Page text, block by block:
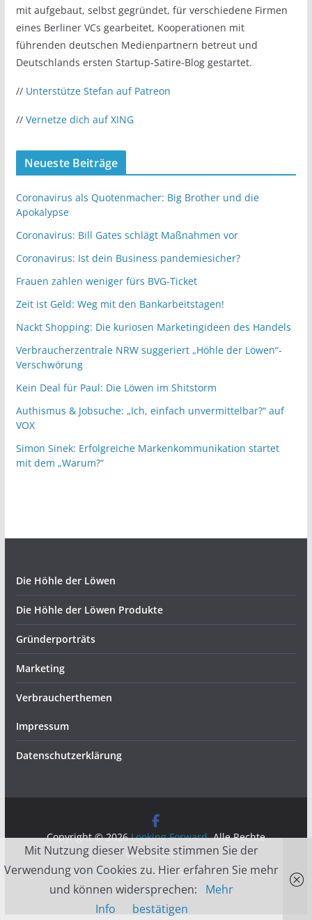
mit aufgebaut, selbst gegründet, für verschiedene Firmen
eines Berliner VCs gearbeitet, Kooperationen mit
führenden deutschen Medienpartnern betreut und
Deutschlands ersten Startup-Satire-Blog gestartet.
// Unterstütze Stefan auf Patreon
// Vernetze dich auf XING
Neueste Beiträge
Coronavirus als Quotenmacher: Big Brother und die
Apokalypse
Coronavirus: Bill Gates schlägt Maßnahmen vor
Coronavirus: Ist dein Business pandemiesicher?
Frauen zahlen weniger fürs BVG-Ticket
Zeit ist Geld: Weg mit den Bankarbeitstagen!
Nackt Shopping: Die kuriosen Marketingideen des Handels
Verbraucherzentrale NRW suggeriert „Höhle der Löwen“-
Verschwörung
Kein Deal für Paul: Die Löwen im Shitstorm
Authismus & Jobsuche: „Ich, einfach unvermittelbar?“ auf
VOX
Simon Sinek: Erfolgreiche Markenkommunikation startet
mit dem „Warum?“
Die Höhle der Löwen
Die Höhle der Löwen Produkte
Gründerporträts
Marketing
Verbraucherthemen
Impressum
Datenschutzerklärung
Copyright © 2026Looking Forward. Alle Rechte
vorbehalten.
Theme:ColorMagvon ThemeGrill. Präsentiert von
WordPress.
Mit Nutzung dieser Website stimmen Sie der
Verwendung von Cookies zu. Hier erfahren Sie mehr
und können widersprechen:
Mehr
Info
bestätigen